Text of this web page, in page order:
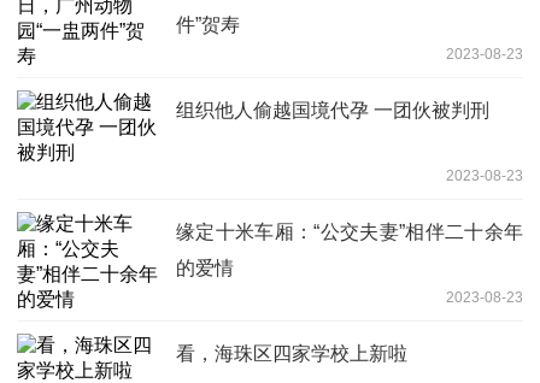
件”贺寿
2023-08-23
组织他人偷越国境代孕 一团伙被判刑
2023-08-23
缘定十米车厢：“公交夫妻”相伴二十余年
的爱情
2023-08-23
看，海珠区四家学校上新啦